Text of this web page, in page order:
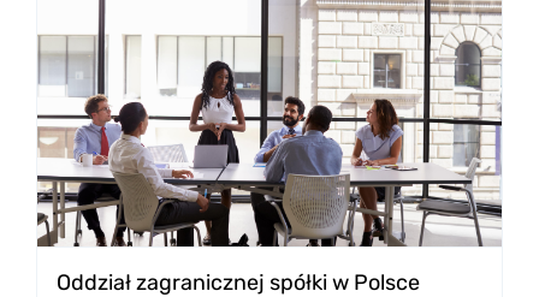
Oddział zagranicznej spółki w Polsce